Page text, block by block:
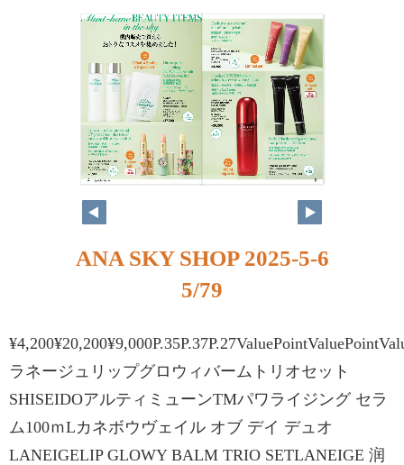
ANA SKY SHOP 2025-5-6
5/79
ラネージュリップグロウィバームトリオセット
SHISEIDOアルティミューンTMパワライジング セラ
ム100ｍLカネボウヴェイル オブ デイ デュオ
LANEIGELIP GLOWY BALM TRIO SETLANEIGE 润